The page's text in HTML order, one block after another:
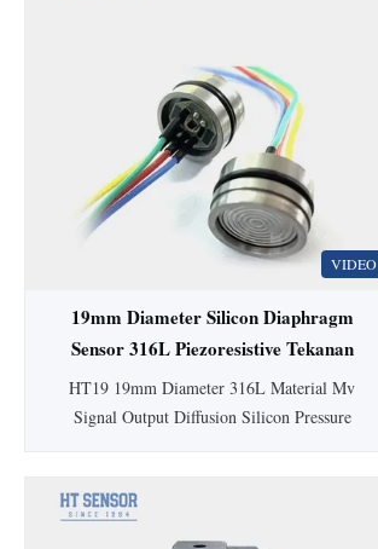
VIDEO
19mm Diameter Silicon Diaphragm
Sensor 316L Piezoresistive Tekanan
Sensor
HT19 19mm Diameter 316L Material Mv
Signal Output Diffusion Silicon Pressure
15mm: HT19 piezoresistive silicon pressure